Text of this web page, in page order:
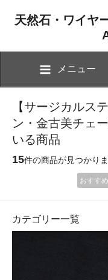
天然石・ワイヤ
メニュー
【サージカルス
ン・金古美チェ
いる商品
15件の商品が見つかり
おすす
カテゴリー一覧